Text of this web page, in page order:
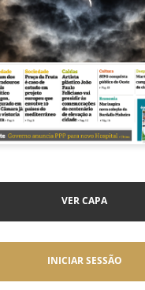
VER CAPA
INICIAR SESSÃO